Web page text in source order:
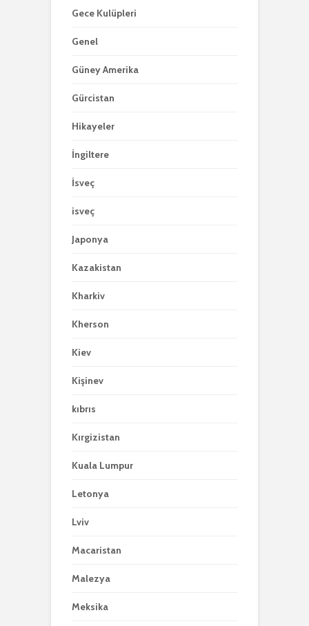
Gece Kulüpleri
Genel
Güney Amerika
Gürcistan
Hikayeler
İngiltere
İsveç
isveç
Japonya
Kazakistan
Kharkiv
Kherson
Kiev
Kişinev
kıbrıs
Kırgizistan
Kuala Lumpur
Letonya
Lviv
Macaristan
Malezya
Meksika